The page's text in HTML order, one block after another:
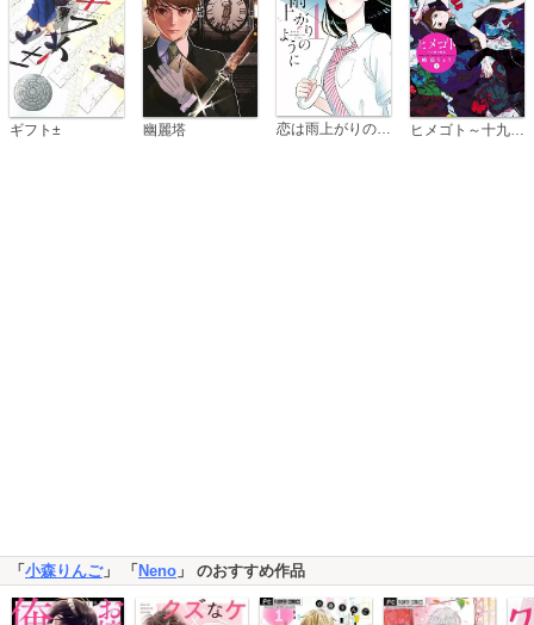
ギフト± 幽麗塔 恋は雨上がりのように
「 小森りんご」 「 Neno 」 のおすすめ作品